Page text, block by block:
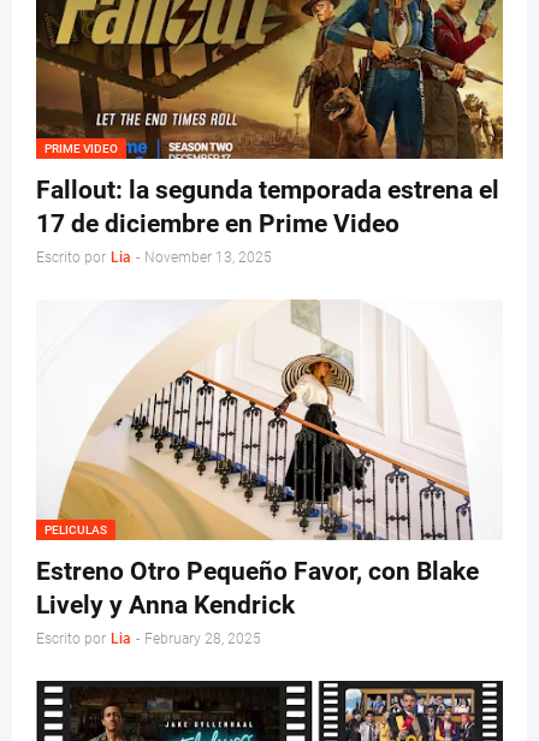
PRIME VIDEO
Fallout: la segunda temporada estrena el
17 de diciembre en Prime Video
Escrito por Lia - November 13, 2025
PELICULAS
Estreno Otro Pequeño Favor, con Blake
Lively y Anna Kendrick
Escrito por Lia - February 28, 2025